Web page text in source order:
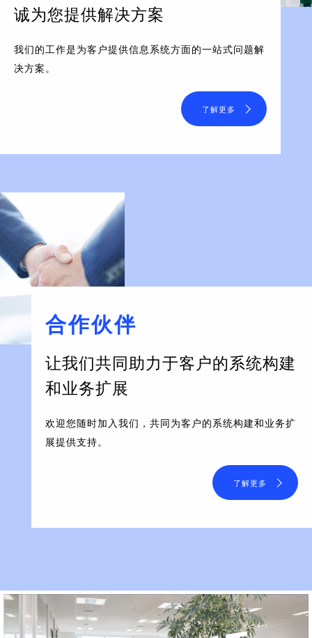
诚为您提供解决方案
我们的工作是为客户提供信息系统方面的一站式问题解
决方案。
了解更多
合作伙伴
让我们共同助力于客户的系统构建
和业务扩展
欢迎您随时加入我们，共同为客户的系统构建和业务扩
展提供支持。
了解更多